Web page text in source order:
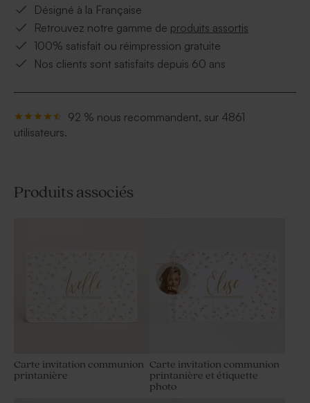
Désigné à la Française
Retrouvez notre gamme de produits assortis
100% satisfait ou réimpression gratuite
Nos clients sont satisfaits depuis 60 ans
92 % nous recommandent, sur 4861
utilisateurs.
Produits associés
Carte invitation communion
printanière
Carte invitation communion
printanière et étiquette
photo